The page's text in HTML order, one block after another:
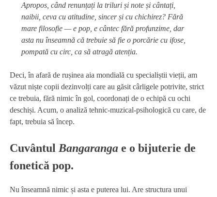
Apropos, când renunțați la triluri și note și cântați,
naibii, ceva cu atitudine, sincer și cu chichirez? Fără
mare filosofie — e pop, e cântec fără profunzime, dar
asta nu înseamnă că trebuie să fie o porcărie cu ifose,
pompată cu circ, ca să atragă atenția.
Deci, în afară de rușinea aia mondială cu specialiștii vieții, am
văzut niște copii dezinvolți care au găsit cârligele potrivite, strict
ce trebuia, fără nimic în gol, coordonați de o echipă cu ochi
deschiși. Acum, o analiză tehnic-muzical-psihologică cu care, de
fapt, trebuia să încep.
Cuvântul Bangaranga e o bijuterie de
fonetică pop.
Nu înseamnă nimic și asta e puterea lui. Are structura unui